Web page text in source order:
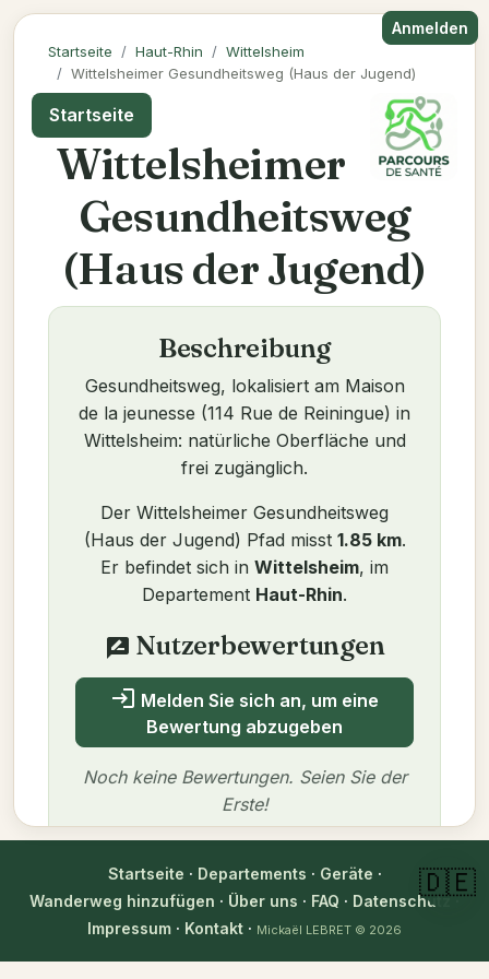
Anmelden
Startseite Haut-Rhin
Wittelsheim
Wittelsheimer Gesundheitsweg (Haus der Jugend)
Startseite
Wittelsheimer
Gesundheitsweg
(Haus der Jugend)
Beschreibung
Gesundheitsweg, lokalisiert am Maison
de la jeunesse (114 Rue de Reiningue) in
Wittelsheim: natürliche Oberfläche und
frei zugänglich.
Der Wittelsheimer Gesundheitsweg
(Haus der Jugend) Pfad misst 1.85 km.
Er befindet sich in Wittelsheim, im
Departement Haut-Rhin.
rate_review Nutzerbewertungen
login Melden Sie sich an, um eine
Bewertung abzugeben
Noch keine Bewertungen. Seien Sie der
Erste!
Autor
Mickaël LEBRET
Startseite · Departements · Geräte ·
Wanderweg hinzufügen · Über uns · FAQ · Datenschutz·
Impressum · Kontakt · Mickaël LEBRET © 2026
🇩🇪